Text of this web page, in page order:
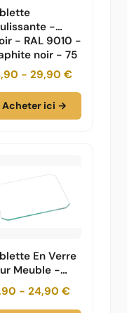
-
- RAL 9010 -
noir - 75
35 - 29,90 €
Acheter ici →
En Verre
Meuble -
- 24,90 €